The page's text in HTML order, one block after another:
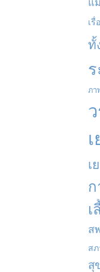
แ
เ
ทั้
ภา
เ
ก
เ
ส
สภ
สุ